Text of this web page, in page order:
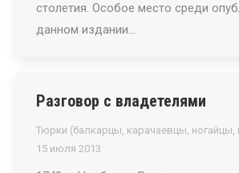
столетия. Особое место среди
данном издании…
Разговор с владетелями
Тюрки (балкарцы, карачаевцы, ногайцы,
15 июля 2013